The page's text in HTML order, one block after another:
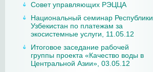
Совет управляющих РЭЦЦА
Национальный семинар Республики
Узбекистан по платежам за
экосистемные услуги, 11.05.12
Итоговое заседание рабочей
группы проекта «Качество воды в
Центральной Азии», 03.05.12